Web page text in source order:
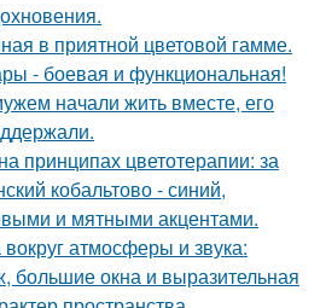
в приятной цветовой гамме.
- боевая и функциональная!
начали жить вместе, его
принципах цветотерапии: за
кобальтово - синий,
и мятными акцентами.
атмосферы и звука:
большие окна и выразительная